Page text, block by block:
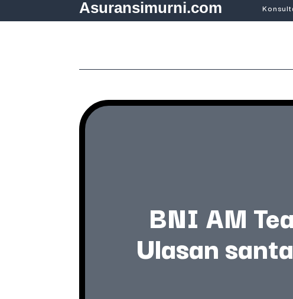
Asuransimurni.com
BNI AM
Ulasan